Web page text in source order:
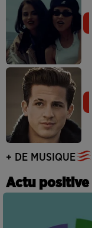
+ DE MUSIQUE
Actu positive